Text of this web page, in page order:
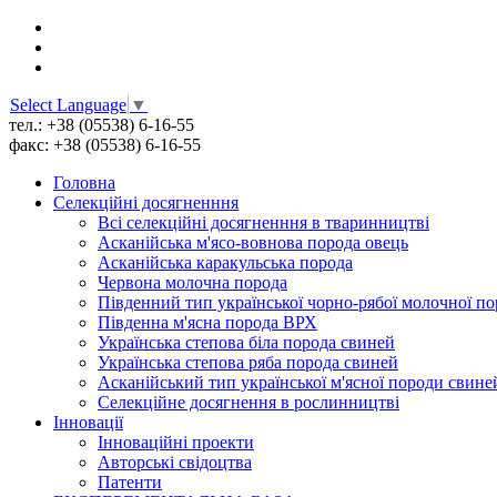
Select Language ▼
тел.: +38 (05538) 6-16-55
факс: +38 (05538) 6-16-55
Головна
Селекційні досягненння
Всі cелекційні досягненння в тваринництві
Асканійська м'ясо-вовнова порода овець
Асканійська каракульська порода
Червона молочна порода
Південний тип української чорно-рябої молочної
Південна м'ясна порода ВРХ
Українська степова біла порода свиней
Українська степова ряба порода свиней
Асканійський тип української м'ясної породи
Селекційне досягнення в рослинництві
Інновації
Інноваційні проекти
Авторські свідоцтва
Патенти